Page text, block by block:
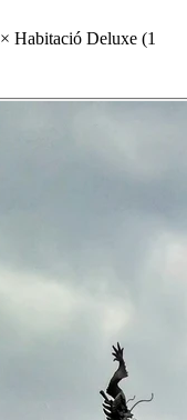
× Habitació Deluxe (1